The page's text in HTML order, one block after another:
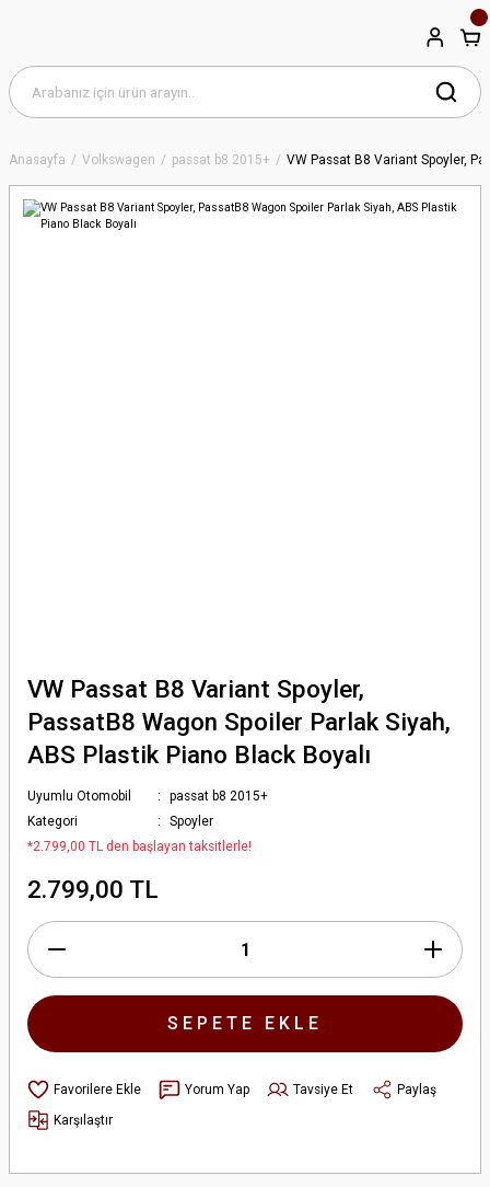
Anasayfa Volkswagen passat b8 2015+ VW Passat B8 Variant Spoyler,
VW Passat B8 Variant Spoyler,
PassatB8 Wagon Spoiler Parlak Siyah,
ABS Plastik Piano Black Boyalı
Uyumlu Otomobil
passat b8 2015+
Kategori
Spoyler
*2.799,00 TL den başlayan taksitlerle!
2.799,00 TL
SEPETE EKLE
Yorum Yap Tavsiye Et
Paylaş
Karşılaştır